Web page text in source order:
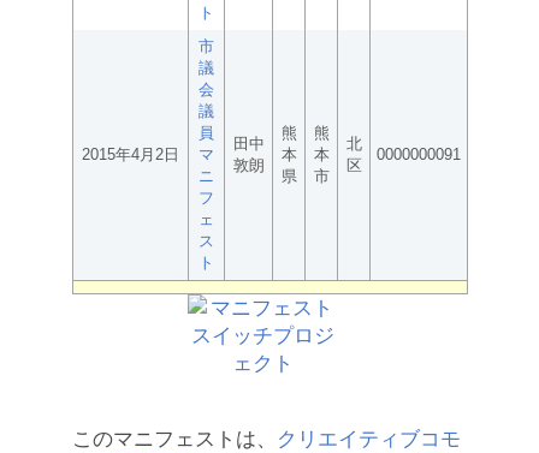
ト
2015年4月2日
市
議
会
議
員
マ
ニ
フ
ェ
ス
ト
田中
敦朗
熊
本
県
熊
本
市
北
区
0000000091
このマニフェストは、
クリエイティブコモ